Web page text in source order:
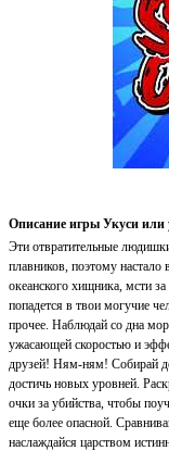
Описание игры Укуси
Эти отвратительные
плавников, поэтому
океанского хищника, мсти
попадется в твои могучие
прочее. Наблюдай со дна
ужасающей скоростью и
друзей! Ням-ням! Собирай
достичь новых уровней.
очки за убийства, чтобы
еще более опасной.
наслаждайся царством